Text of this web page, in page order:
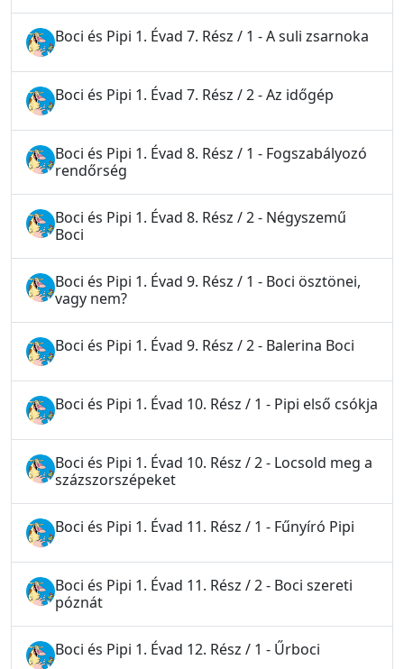
Boci és Pipi 1. Évad 7. Rész / 1 - A suli zsarnoka
Boci és Pipi 1. Évad 7. Rész / 2 - Az időgép
Boci és Pipi 1. Évad 8. Rész / 1 - Fogszabályozó
rendőrség
Boci és Pipi 1. Évad 8. Rész / 2 - Négyszemű
Boci
Boci és Pipi 1. Évad 9. Rész / 1 - Boci ösztönei,
vagy nem?
Boci és Pipi 1. Évad 9. Rész / 2 - Balerina Boci
Boci és Pipi 1. Évad 10. Rész / 1 - Pipi első csókja
Boci és Pipi 1. Évad 10. Rész / 2 - Locsold meg a
százszorszépeket
Boci és Pipi 1. Évad 11. Rész / 1 - Fűnyíró Pipi
Boci és Pipi 1. Évad 11. Rész / 2 - Boci szereti
póznát
Boci és Pipi 1. Évad 12. Rész / 1 - Űrboci